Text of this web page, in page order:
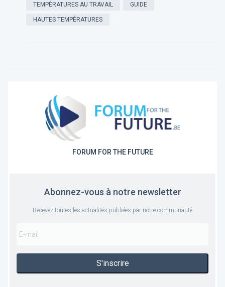
TEMPÉRATURES AU TRAVAIL GUIDE
HAUTES TEMPÉRATURES
FORUM FOR THE FUTURE
Abonnez-vous à notre newsletter
Recevez toutes les actualités publiées par notre communauté
S'inscrire